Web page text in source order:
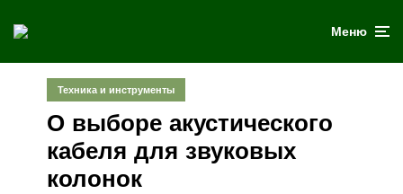
Меню
Техника и инструменты
О выборе акустического
кабеля для звуковых
колонок